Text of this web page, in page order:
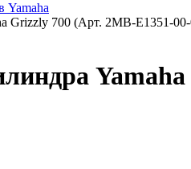
Yamaha
Grizzly 700 (Арт. 2MB-E1351-